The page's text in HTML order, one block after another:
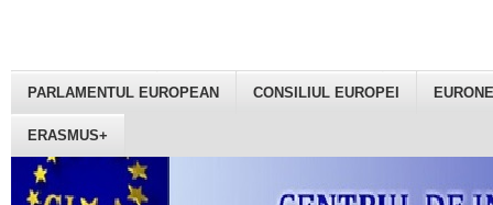
PARLAMENTUL EUROPEAN CONSILIUL EUROPEI
ERASMUS+